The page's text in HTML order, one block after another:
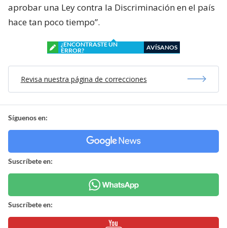
aprobar una Ley contra la Discriminación en el país
hace tan poco tiempo”.
¿ENCONTRASTE UN
ERROR?
AVÍSANOS
Revisa nuestra página de correcciones
Síguenos en:
Suscríbete en:
Suscríbete en: